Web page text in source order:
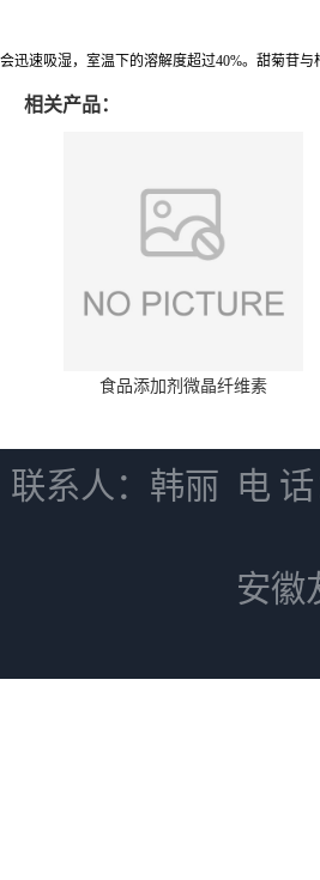
会迅速吸湿，室温下的溶解度超过40%。甜菊苷
相关产品：
食品添加剂微晶纤维素
联系人：韩丽 电
安徽